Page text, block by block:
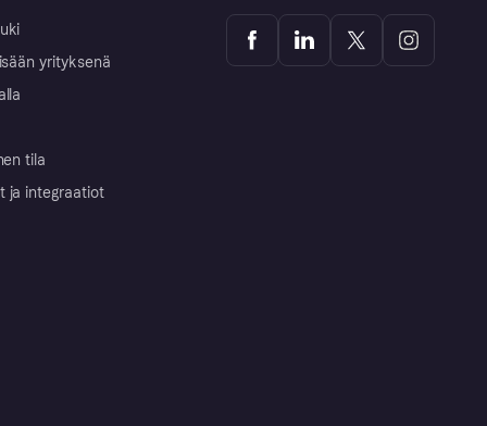
yrityksenä
tila
ja integraatiot